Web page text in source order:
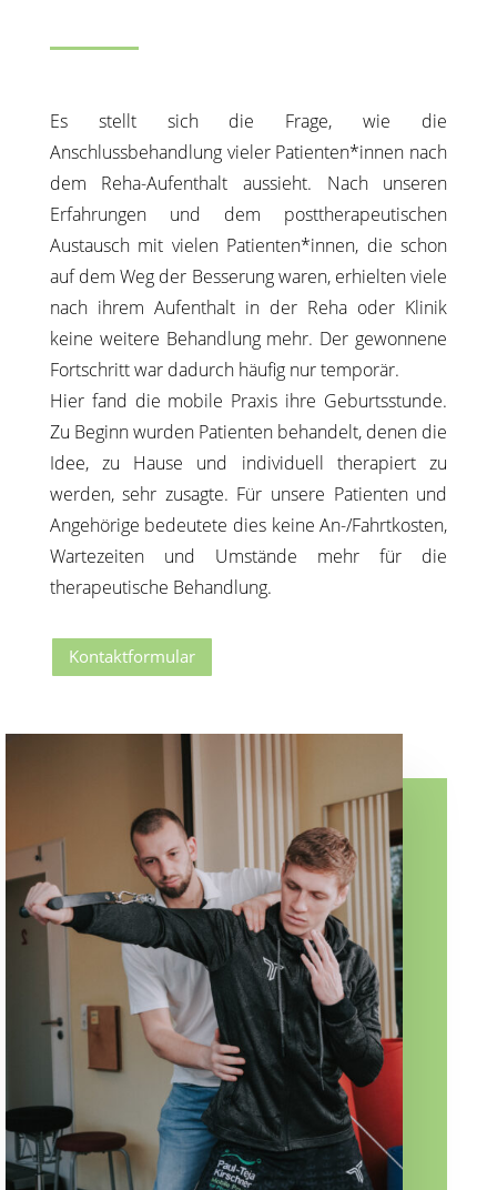
Es stellt sich die Frage, wie die
Anschlussbehandlung vieler Patienten*innen nach
dem Reha-Aufenthalt aussieht. Nach unseren
Erfahrungen und dem posttherapeutischen
Austausch mit vielen Patienten*innen, die schon
auf dem Weg der Besserung waren, erhielten viele
nach ihrem Aufenthalt in der Reha oder Klinik
keine weitere Behandlung mehr. Der gewonnene
Fortschritt war dadurch häufig nur temporär.
Hier fand die mobile Praxis ihre Geburtsstunde.
Zu Beginn wurden Patienten behandelt, denen die
Idee, zu Hause und individuell therapiert zu
werden, sehr zusagte. Für unsere Patienten und
Angehörige bedeutete dies keine An-/Fahrtkosten,
Wartezeiten und Umstände mehr für die
therapeutische Behandlung.
Kontaktformular